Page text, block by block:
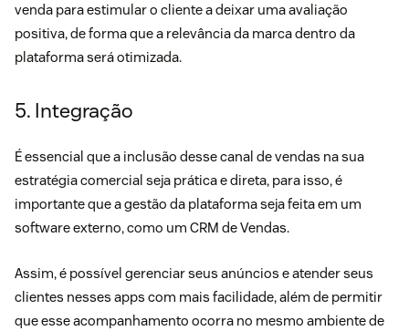
venda para estimular o cliente a deixar uma avaliação
positiva, de forma que a relevância da marca dentro da
plataforma será otimizada.
5. Integração
É essencial que a inclusão desse canal de vendas na sua
estratégia comercial seja prática e direta, para isso, é
importante que a gestão da plataforma seja feita em um
software externo, como um CRM de Vendas.
Assim, é possível gerenciar seus anúncios e atender seus
clientes nesses apps com mais facilidade, além de permitir
que esse acompanhamento ocorra no mesmo ambiente de